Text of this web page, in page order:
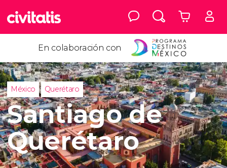
En colaboración con
México Querétaro
Santiago de
Querétaro